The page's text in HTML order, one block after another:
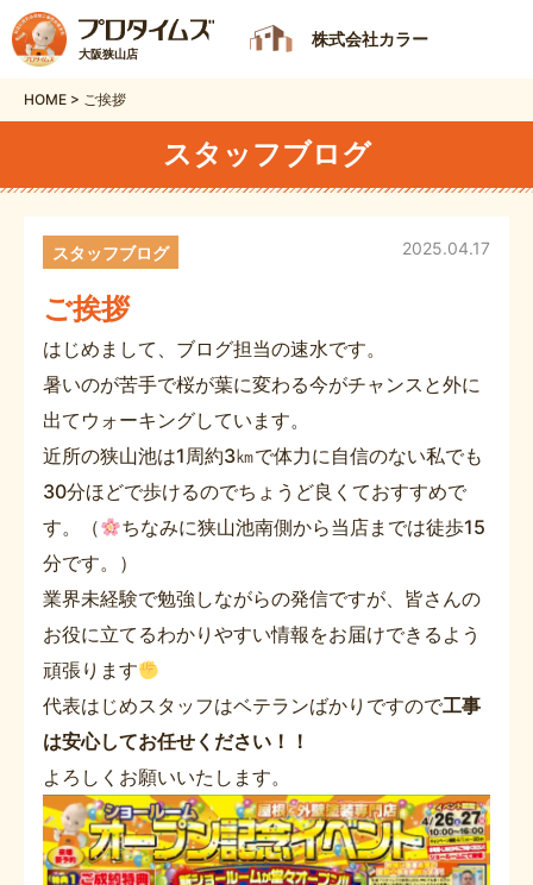
大阪狭山店
株式会社カラー
HOME > ご挨拶
スタッフブログ
ご挨拶
2025.04.17
スタッフブログ
はじめまして、ブログ担当の速水です。
暑いのが苦手で桜が葉に変わる今がチャンスと外に
出てウォーキングしています。
近所の狭山池は1周約3㎞で体力に自信のない私でも
30分ほどで歩けるのでちょうど良くておすすめで
す。（
ちなみに狭山池南側から当店までは徒歩15
分です。）
業界未経験で勉強しながらの発信ですが、皆さんの
お役に立てるわかりやすい情報をお届けできるよう
頑張ります
代表はじめスタッフはベテランばかりですので工事
は安心してお任せください！！
よろしくお願いいたします。